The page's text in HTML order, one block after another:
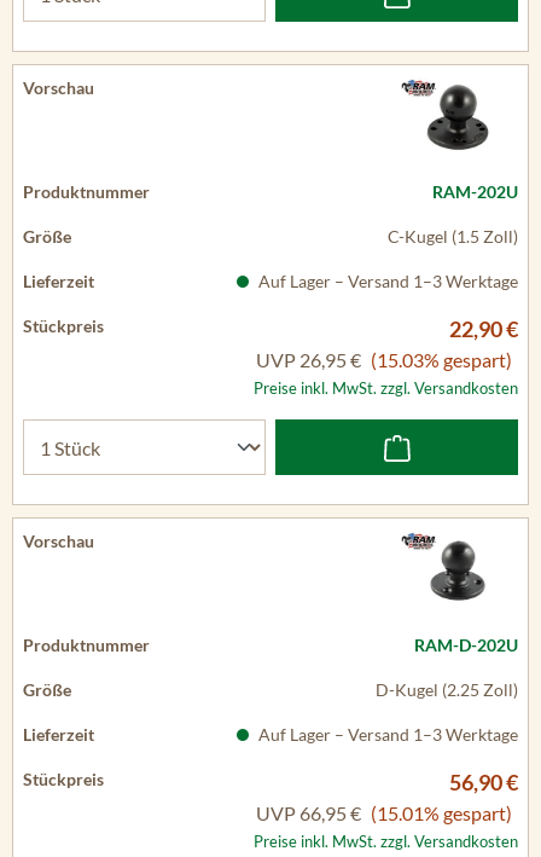
RAM-202U
C-Kugel (1.5 Zoll)
Auf Lager – Versand 1–3 Werktage
22,90 €
UVP 26,95 € (15.03% gespart)
Preise inkl. MwSt. zzgl. Versandkosten
RAM-D-202U
D-Kugel (2.25 Zoll)
Auf Lager – Versand 1–3 Werktage
56,90 €
UVP 66,95 € (15.01% gespart)
Preise inkl. MwSt. zzgl. Versandkosten